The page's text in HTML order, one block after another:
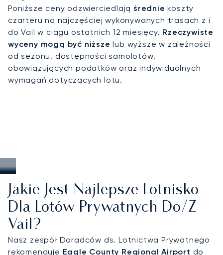
Lot wyczarterowanym prywatnym odrzutowcem
nad największym ośrodkiem wypoczynkowym w
Stanach Zjednoczonych oferuje wspaniałe widoki
na Góry Skaliste i zachwycające otoczenie
przyrodnicze Vail. Wynajmij odrzutowiec z
LunaJets i ciesz się wymarzonym urlopem na
nartach!
Poniższe ceny odzwierciedlają średnie koszty
czarteru na najczęściej wykonywanych trasach z i
do Vail w ciągu ostatnich 12 miesięcy. Rzeczywiste
wyceny mogą być niższe lub wyższe w zależności
od sezonu, dostępności samolotów,
obowiązujących podatków oraz indywidualnych
wymagań dotyczących lotu.
Jakie Jest Najlepsze Lotnisko
Dla Lotów Prywatnych Do/z
Vail?
Nasz zespół Doradców ds. Lotnictwa Prywatnego
rekomenduje Eagle County Regional Airport do